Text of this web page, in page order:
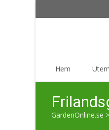
Hem
GardenOnline.se >